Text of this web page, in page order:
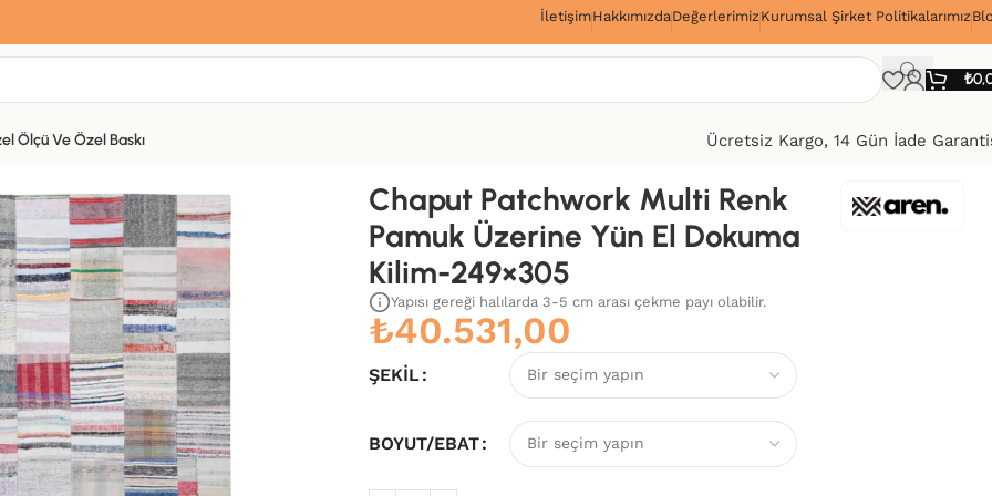
özel hoş geldin hediyemiz var!
Hemen üye ol, ilk siparişinde%10 indirimfırsatını yakala.
İletişimHakkımızdaDeğerlerimizKurumsal Şirket Politikalarımız
₺
Ölçü Ve Özel Baskı
Ücretsiz Kargo, 14 Gün İade
Chaput Patchwork Multi Renk
Pamuk Üzerine Yün El Dokuma
Kilim-249×305
Yapısı gereği halılarda 3-5 cm arası çekme payı olabilir.
₺40.531,00
ŞEKIL
BOYUT/EBAT